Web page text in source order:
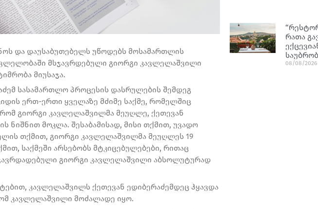
და დაუსაბუთებელს უწოდებს მოსამართლის
მსჯავრდებული გიორგი კავლელაშვილი
მიუსაჯა.
სასამართლო პროცესის დასრულების შემდეგ
ერთ-ერთი ყველაზე მძიმე საქმე, რომელშიც
გიორგი კავლელაშვილმა მეუღლე, ქეთევან
ნიშნით მოკლა. შესაბამისად, მისი თქმით, უვადო
თქმით, გიორგი კავლელაშვილმა მეუღლეს 19
საქმეში არსებობს მტკიცებულებები, რითაც
გიორგი კავლელაშვილი აბსოლუტურად
კავლელაშვილს ქეთევან ედიბერაძემდეც ჰყავდა
კავლელაშვილი მოძალადე იყო.
რათა
08/08/2026